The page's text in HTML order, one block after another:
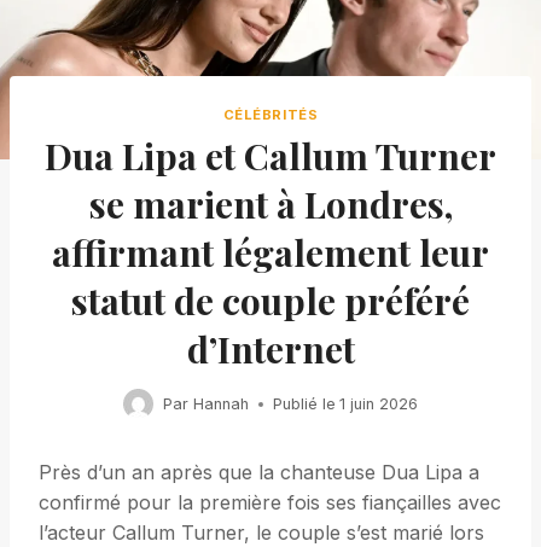
CÉLÉBRITÉS
Dua Lipa et Callum Turner
se marient à Londres,
affirmant légalement leur
statut de couple préféré
d’Internet
Par Hannah Publié le 1 juin 2026
Près d’un an après que la chanteuse Dua Lipa a
confirmé pour la première fois ses fiançailles avec
l’acteur Callum Turner, le couple s’est marié lors